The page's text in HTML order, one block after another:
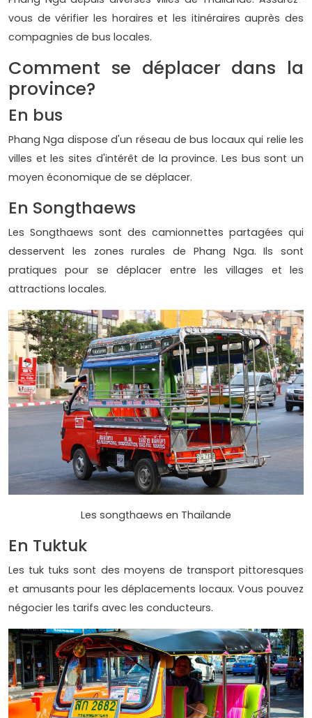
vous de vérifier les horaires et les itinéraires auprès des
compagnies de bus locales.
Comment se déplacer dans la
province?
En bus
Phang Nga dispose d'un réseau de bus locaux qui relie les
villes et les sites d'intérêt de la province. Les bus sont un
moyen économique de se déplacer.
En Songthaews
Les Songthaews sont des camionnettes partagées qui
desservent les zones rurales de Phang Nga. Ils sont
pratiques pour se déplacer entre les villages et les
attractions locales.
Les songthaews en Thaïlande
En Tuktuk
Les tuk tuks sont des moyens de transport pittoresques
et amusants pour les déplacements locaux. Vous pouvez
négocier les tarifs avec les conducteurs.